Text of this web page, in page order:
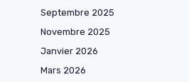
Septembre 2025
Novembre 2025
Janvier 2026
Mars 2026